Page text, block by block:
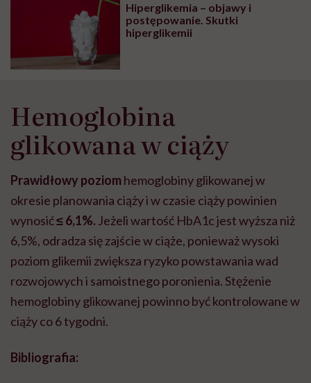
Hiperglikemia – objawy i
postępowanie. Skutki
hiperglikemii
Hemoglobina
glikowana w ciąży
Prawidłowy poziom hemoglobiny glikowanej w
okresie planowania ciąży i w czasie ciąży powinien
wynosić≤ 6,1%. Jeżeli wartość HbA1c jest wyższa niż
6,5%, odradza się zajście w ciąże, ponieważ wysoki
poziom glikemii zwiększa ryzyko powstawania wad
rozwojowych i samoistnego poronienia. Stężenie
hemoglobiny glikowanej powinno być kontrolowane w
ciąży co 6 tygodni.
Bibliografia: